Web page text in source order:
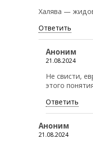
Халява —
Ответить
Аноним
21.08.2024
Не свисти,
этого
Ответить
Аноним
21.08.2024